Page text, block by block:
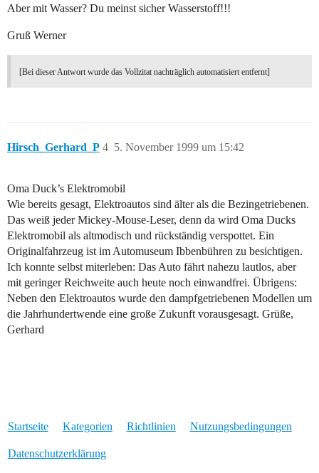
Aber mit Wasser? Du meinst sicher Wasserstoff!!!
Gruß Werner
[Bei dieser Antwort wurde das Vollzitat nachträglich automatisiert entfernt]
Hirsch_Gerhard_P 5. November 1999 um 15:42
4
Oma Duck’s Elektromobil
Wie bereits gesagt, Elektroautos sind älter als die Bezingetriebenen.
Das weiß jeder Mickey-Mouse-Leser, denn da wird Oma Ducks
Elektromobil als altmodisch und rückständig verspottet. Ein
Originalfahrzeug ist im Automuseum Ibbenbühren zu besichtigen.
Ich konnte selbst miterleben: Das Auto fährt nahezu lautlos, aber
mit geringer Reichweite auch heute noch einwandfrei. Übrigens:
Neben den Elektroautos wurde den dampfgetriebenen Modellen um
die Jahrhundertwende eine große Zukunft vorausgesagt. Grüße,
Gerhard
Startseite Kategorien Richtlinien Nutzungsbedingungen
Datenschutzerklärung